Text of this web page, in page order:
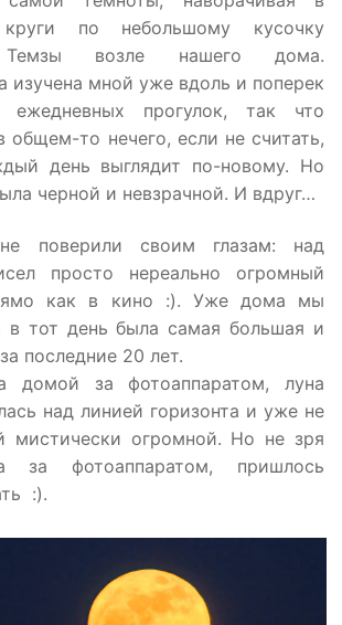
по небольшому кусочку
Темзы возле нашего дома.
изучена мной уже вдоль и поперек
прогулок, так что
общем-то нечего, если не считать,
день выглядит по-новому. Но
черной и невзрачной. И вдруг…
поверили своим глазам: над
просто нереально огромный
как в кино :). Уже дома мы
в тот день была самая большая и
последние 20 лет.
домой за фотоаппаратом, луна
над линией горизонта и уже не
мистически огромной. Но не зря
фотоаппаратом, пришлось
:).